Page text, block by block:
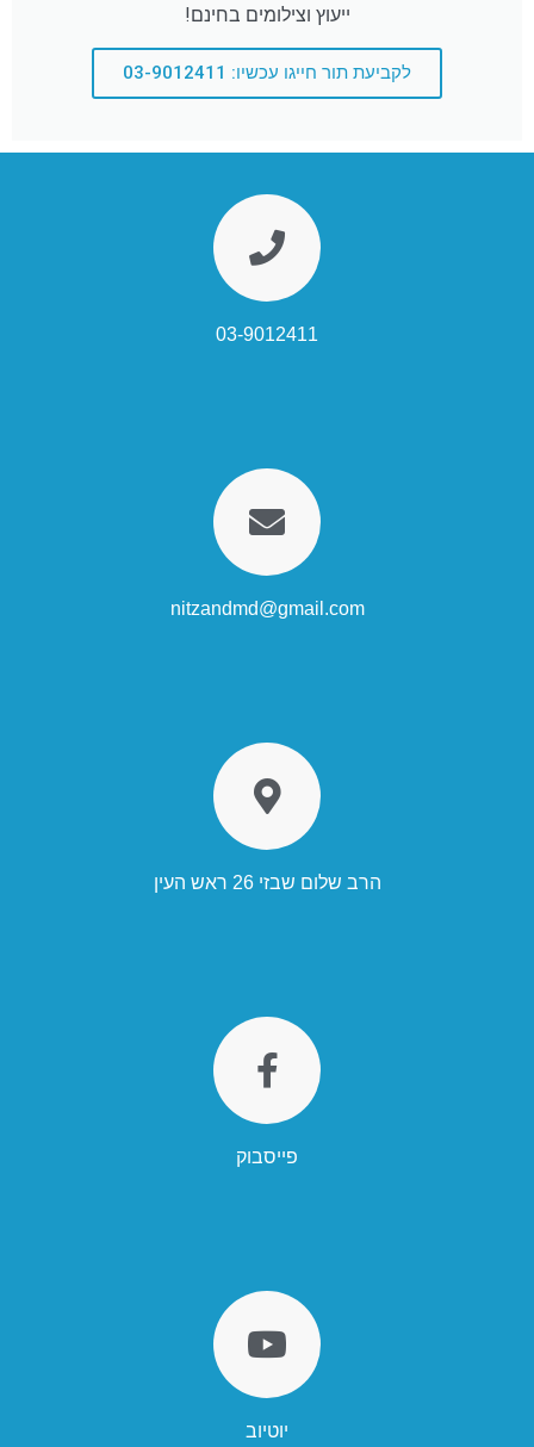
ייעוץ וצילומים בחינם!
לקביעת תור חייגו עכשיו: 03-9012411
03-9012411
nitzandmd@gmail.com
הרב שלום שבזי 26 ראש העין
פייסבוק
יוטיוב